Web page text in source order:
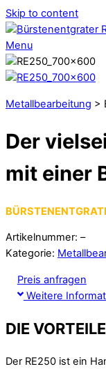
Skip to content
Menu
Metallbearbeitung >
Der
mit einer
Artikelnummer: –
Kategorie:
Preis anfragen
Weitere
DIE VORTEILE
Der RE250 ist ein